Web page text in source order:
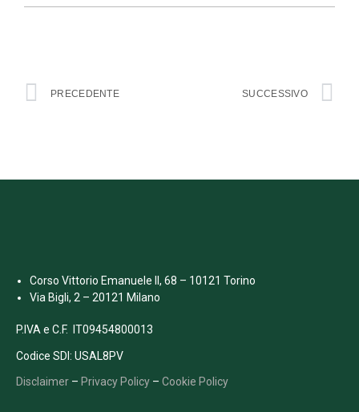
PRECEDENTE SUCCESSIVO
Corso Vittorio Emanuele II, 68 – 10121 Torino
Via Bigli, 2 – 20121 Milano
P.IVA e C.F. IT09454800013
Codice SDI: USAL8PV
Disclaimer – Privacy Policy – Cookie Policy